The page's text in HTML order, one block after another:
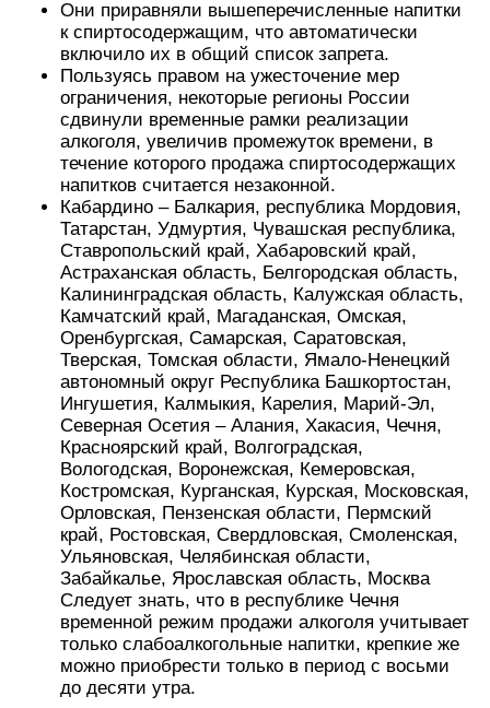
Они приравняли вышеперечисленные напитки
к спиртосодержащим, что автоматически
включило их в общий список запрета.
Пользуясь правом на ужесточение мер
ограничения, некоторые регионы России
сдвинули временные рамки реализации
алкоголя, увеличив промежуток времени, в
течение которого продажа спиртосодержащих
напитков считается незаконной.
Кабардино – Балкария, республика Мордовия,
Татарстан, Удмуртия, Чувашская республика,
Ставропольский край, Хабаровский край,
Астраханская область, Белгородская область,
Калининградская область, Калужская область,
Камчатский край, Магаданская, Омская,
Оренбургская, Самарская, Саратовская,
Тверская, Томская области, Ямало-Ненецкий
автономный округ Республика Башкортостан,
Ингушетия, Калмыкия, Карелия, Марий-Эл,
Северная Осетия – Алания, Хакасия, Чечня,
Красноярский край, Волгоградская,
Вологодская, Воронежская, Кемеровская,
Костромская, Курганская, Курская, Московская,
Орловская, Пензенская области, Пермский
край, Ростовская, Свердловская, Смоленская,
Ульяновская, Челябинская области,
Забайкалье, Ярославская область, Москва
Следует знать, что в республике Чечня
временной режим продажи алкоголя учитывает
только слабоалкогольные напитки, крепкие же
можно приобрести только в период с восьми
до десяти утра.